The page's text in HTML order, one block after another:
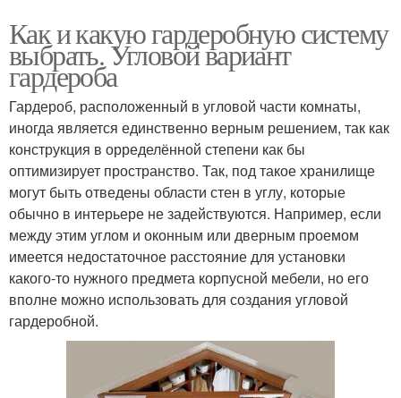
Как и какую гардеробную систему
выбрать. Угловой вариант
гардероба
Гардероб, расположенный в угловой части комнаты,
иногда является единственно верным решением, так как
конструкция в орределённой степени как бы
оптимизирует пространство. Так, под такое хранилище
могут быть отведены области стен в углу, которые
обычно в интерьере не задействуются. Например, если
между этим углом и оконным или дверным проемом
имеется недостаточное расстояние для установки
какого-то нужного предмета корпусной мебели, но его
вполне можно использовать для создания угловой
гардеробной.